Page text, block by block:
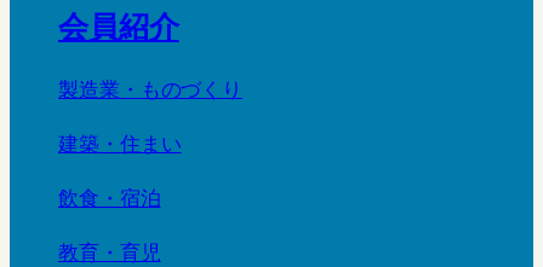
会員紹介
製造業・ものづくり
建築・住まい
飲食・宿泊
教育・育児